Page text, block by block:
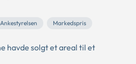
Ankestyrelsen Markedspris
havde solgt et areal til et